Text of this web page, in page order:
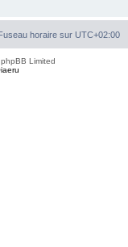
horaire sur UTC+02:00
Limited